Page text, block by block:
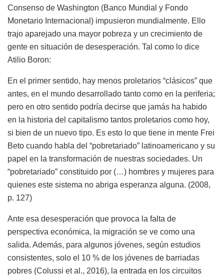
Consenso de Washington (Banco Mundial y Fondo
Monetario Internacional) impusieron mundialmente. Ello
trajo aparejado una mayor pobreza y un crecimiento de
gente en situación de desesperación. Tal como lo dice
Atilio Boron:
En el primer sentido, hay menos proletarios “clásicos” que
antes, en el mundo desarrollado tanto como en la periferia;
pero en otro sentido podría decirse que jamás ha habido
en la historia del capitalismo tantos proletarios como hoy,
si bien de un nuevo tipo. Es esto lo que tiene in mente Frei
Beto cuando habla del “pobretariado” latinoamericano y su
papel en la transformación de nuestras sociedades. Un
“pobretariado” constituido por (…) hombres y mujeres para
quienes este sistema no abriga esperanza alguna. (2008,
p. 127)
Ante esa desesperación que provoca la falta de
perspectiva económica, la migración se ve como una
salida. Además, para algunos jóvenes, según estudios
consistentes, solo el 10 % de los jóvenes de barriadas
pobres (Colussi et al., 2016), la entrada en los circuitos